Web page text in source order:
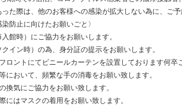
った際は、他のお客様への感染が拡大しない為に、ご
染防止に向けたお願いごと〉
館時）にご協力をお願いします。
イン時）の為、身分証の提示をお願いします。
ロントにてビニールカーテンを設置しております何卒
において、頻繁な手の消毒をお願い致します。
換気にご協力をお願い致します。
にはマスクの着用をお願い致します。